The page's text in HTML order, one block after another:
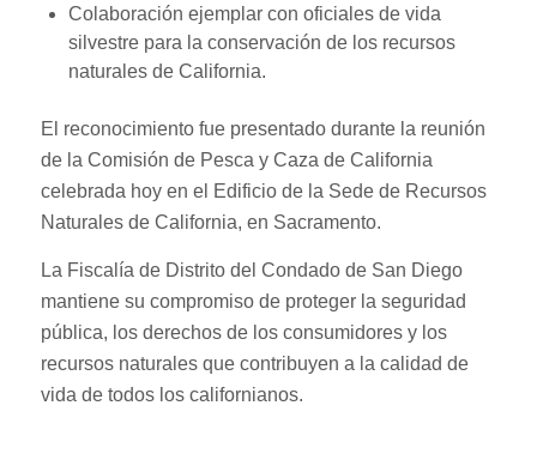
Colaboración ejemplar con oficiales de vida
silvestre para la conservación de los recursos
naturales de California.
El reconocimiento fue presentado durante la reunión
de la Comisión de Pesca y Caza de California
celebrada hoy en el Edificio de la Sede de Recursos
Naturales de California, en Sacramento.
La Fiscalía de Distrito del Condado de San Diego
mantiene su compromiso de proteger la seguridad
pública, los derechos de los consumidores y los
recursos naturales que contribuyen a la calidad de
vida de todos los californianos.